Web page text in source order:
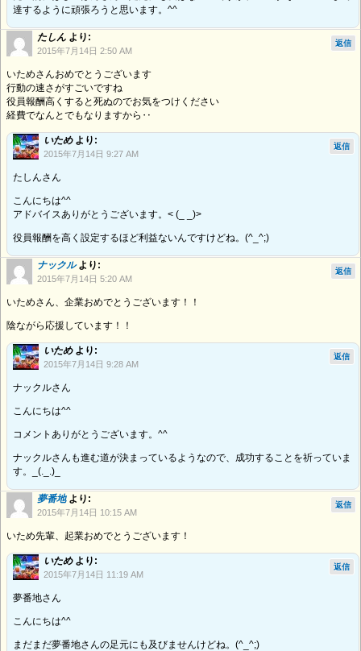
達するように頑張ろうと思います。^^
たしん より:
2015年7月14日 2:50 AM
いためさんおめでとうございます
行動の速さがすごいですね
役員報酬高くすると死ぬのでお気をつけください
経費でなんとでもなりますから‥
返信
いため より:
2015年7月14日 9:27 AM
たしんさん
こんにちは^^
アドバイスありがとうございます。< (_ _)>
役員報酬を高く設定するほど利益ないんですけどね。(^_^;)
返信
ナックル より:
2015年7月14日 5:20 AM
いためさん、企業おめでとうございます！！
陰ながら応援しています！！
返信
いため より:
2015年7月14日 9:28 AM
ナックルさん
こんにちは^^
コメントありがとうございます。^^
ナックルさんも進む道が決まっているようなので、成功することを祈っていま
す。_(._.)_
返信
夢番地 より:
2015年7月14日 10:15 AM
いため先輩、起業おめでとうございます！
返信
いため より:
2015年7月14日 11:19 AM
夢番地さん
こんにちは^^
まだまだ夢番地さんの足元にも及びませんけどね。(^_^;)
返信